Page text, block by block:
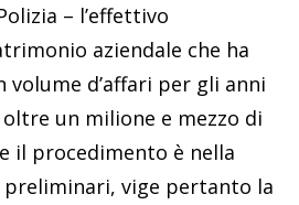
– l’effettivo
aziendale che ha
d’affari per gli anni
oltre un milione e mezzo di
il procedimento è nella
preliminari, vige pertanto la